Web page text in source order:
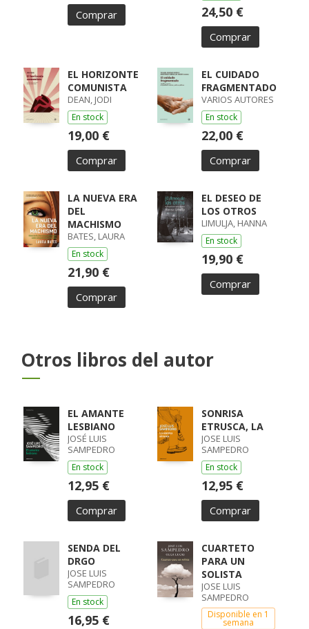
Comprar 24,50 €
Comprar
EL HORIZONTE
COMUNISTA
DEAN, JODI
En stock
19,00 €
Comprar
EL CUIDADO
FRAGMENTADO
VARIOS AUTORES
En stock
22,00 €
Comprar
LA NUEVA ERA
DEL
MACHISMO
BATES, LAURA
En stock
21,90 €
Comprar
EL DESEO DE
LOS OTROS
LIMULJA, HANNA
En stock
19,90 €
Comprar
Otros libros del autor
EL AMANTE
LESBIANO
JOSÉ LUIS
SAMPEDRO
En stock
12,95 €
Comprar
SONRISA
ETRUSCA, LA
JOSE LUIS
SAMPEDRO
En stock
12,95 €
Comprar
SENDA DEL
DRGO
JOSE LUIS
SAMPEDRO
En stock
16,95 €
CUARTETO
PARA UN
SOLISTA
JOSE LUIS
SAMPEDRO
Disponible en 1
semana